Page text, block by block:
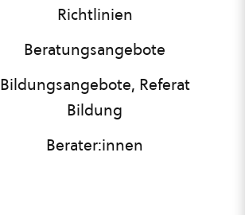
Richtlinien
Beratungsangebote
Bildungsangebote, Referat
Bildung
Berater:innen